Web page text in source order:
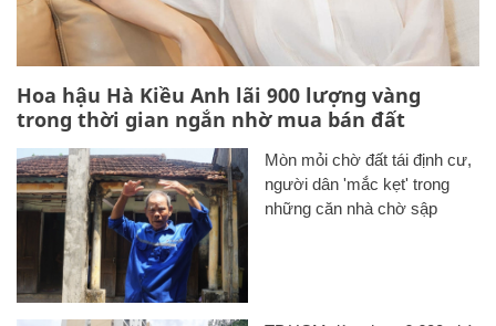
Hoa hậu Hà Kiều Anh lãi 900 lượng vàng
trong thời gian ngắn nhờ mua bán đất
Mòn mỏi chờ đất tái định cư,
người dân 'mắc kẹt' trong
những căn nhà chờ sập